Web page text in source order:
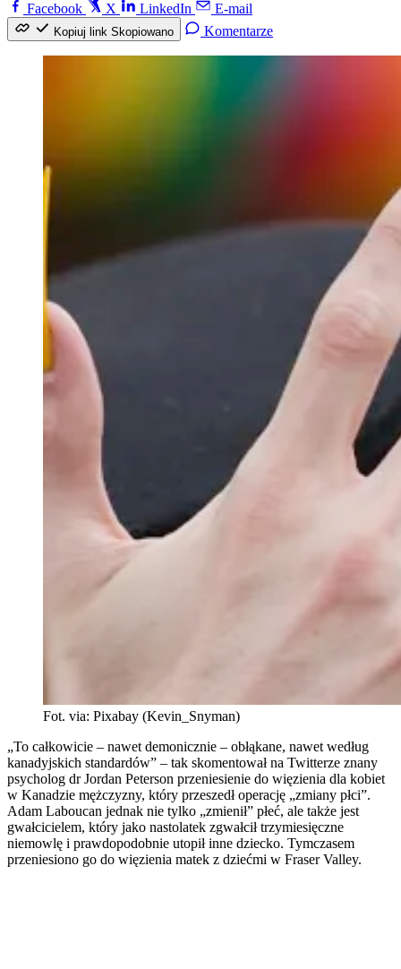
Facebook
X LinkedIn E-mail
Kopiuj link Skopiowano Komentarze
Fot. via: Pixabay (Kevin_Snyman)
„To całkowicie – nawet demonicznie – obłąkane, nawet według
kanadyjskich standardów” – tak skomentował na Twitterze znany
psycholog dr Jordan Peterson przeniesienie do więzienia dla kobiet
w Kanadzie mężczyzny, który przeszedł operację „zmiany płci”.
Adam Laboucan jednak nie tylko „zmienił” płeć, ale także jest
gwałcicielem, który jako nastolatek zgwałcił trzymiesięczne
niemowlę i prawdopodobnie utopił inne dziecko. Tymczasem
przeniesiono go do więzienia matek z dziećmi w Fraser Valley.